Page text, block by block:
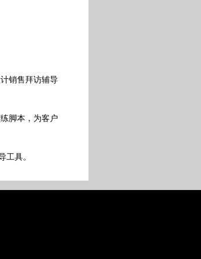
销售拜访辅导
脚本，为客户
工具。